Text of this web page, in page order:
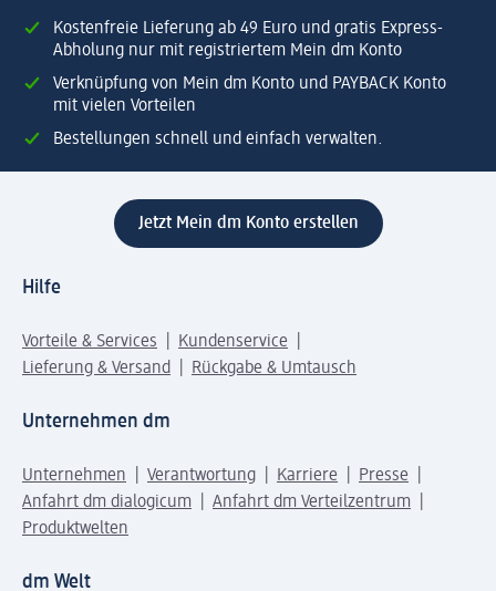
Kostenfreie Lieferung ab 49 Euro und gratis Express-
Abholung nur mit registriertem Mein dm Konto
Verknüpfung von Mein dm Konto und PAYBACK Konto
mit vielen Vorteilen
Bestellungen schnell und einfach verwalten.
Jetzt Mein dm Konto erstellen
Hilfe
Vorteile & Services
Kundenservice
Lieferung & Versand
Rückgabe & Umtausch
Unternehmen dm
Unternehmen Verantwortung Karriere
Presse
Anfahrt dm dialogicum
Anfahrt dm Verteilzentrum
Produktwelten
dm Welt